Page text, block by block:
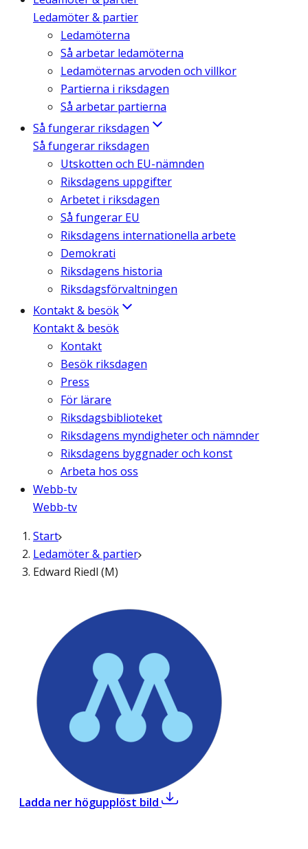
Ledamöter & partier
Ledamöterna
Så arbetar ledamöterna
Ledamöternas arvoden och villkor
Partierna i riksdagen
Så arbetar partierna
Så fungerar riksdagen
Så fungerar riksdagen
Utskotten och EU-nämnden
Riksdagens uppgifter
Arbetet i riksdagen
Så fungerar EU
Riksdagens internationella arbete
Demokrati
Riksdagens historia
Riksdagsförvaltningen
Kontakt & besök
Kontakt & besök
Kontakt
Besök riksdagen
Press
För lärare
Riksdagsbiblioteket
Riksdagens myndigheter och nämnder
Riksdagens byggnader och konst
Arbeta hos oss
Webb-tv
Webb-tv
Start
Ledamöter & partier
Edward Riedl (M)
Ladda ner högupplöst bild ,Edward Riedl (M)